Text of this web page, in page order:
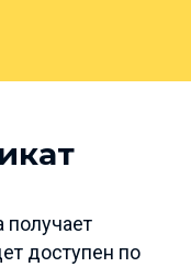
получает
доступен по